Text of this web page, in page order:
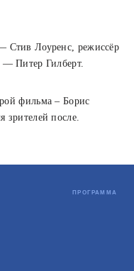
Лоуренс, режиссёр
Питер Гилберт.
фильма – Борис
зрителей после.
ПРОГРАММА